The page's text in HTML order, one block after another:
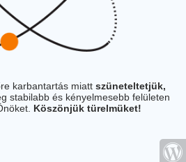
karbantartás miatt szüneteltetjük,
stabilabb és kényelmesebb felületen
Köszönjük türelmüket!